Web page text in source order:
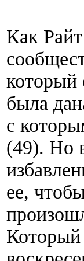
Как
который
была
с
(49). Но
ее,
Который